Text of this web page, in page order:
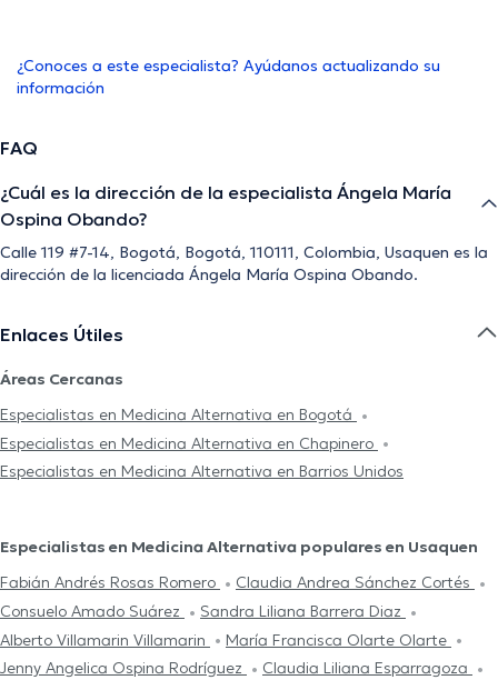
¿Conoces a este especialista? Ayúdanos actualizando su
información
FAQ
¿Cuál es la dirección de la especialista Ángela María
Ospina Obando?
Calle 119 #7-14, Bogotá, Bogotá, 110111, Colombia, Usaquen es la
dirección de la licenciada Ángela María Ospina Obando.
Enlaces Útiles
Áreas Cercanas
Especialistas en Medicina Alternativa en Bogotá
Especialistas en Medicina Alternativa en Chapinero
Especialistas en Medicina Alternativa en Barrios Unidos
Especialistas en Medicina Alternativa populares en Usaquen
Fabián Andrés Rosas Romero
Claudia Andrea Sánchez Cortés
Consuelo Amado Suárez
Sandra Liliana Barrera Diaz
Alberto Villamarin Villamarin
María Francisca Olarte Olarte
Jenny Angelica Ospina Rodríguez
Claudia Liliana Esparragoza